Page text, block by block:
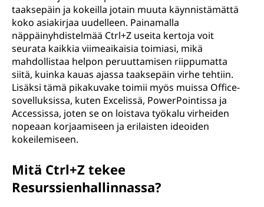
taaksepäin ja kokeilla jotain muuta käynnistämättä
koko asiakirjaa uudelleen. Painamalla
näppäinyhdistelmää Ctrl+Z useita kertoja voit
seurata kaikkia viimeaikaisia toimiasi, mikä
mahdollistaa helpon peruuttamisen riippumatta
siitä, kuinka kauas ajassa taaksepäin virhe tehtiin.
Lisäksi tämä pikakuvake toimii myös muissa Office-
sovelluksissa, kuten Excelissä, PowerPointissa ja
Accessissa, joten se on loistava työkalu virheiden
nopeaan korjaamiseen ja erilaisten ideoiden
kokeilemiseen.
Mitä Ctrl+Z tekee
Resurssienhallinnassa?